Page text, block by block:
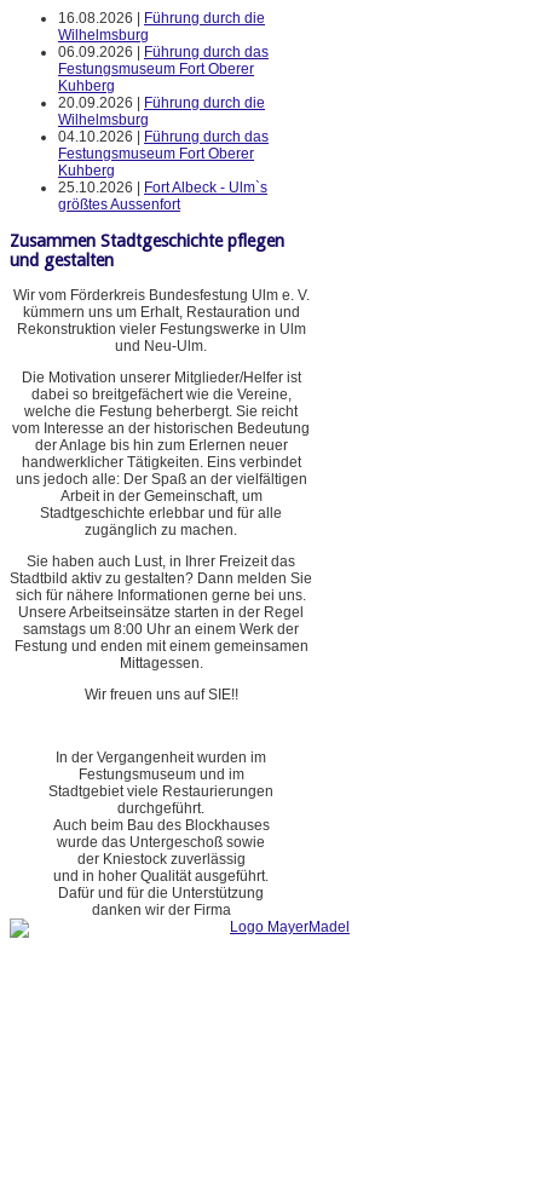
16.08.2026 |
Führung durch die
Wilhelmsburg
06.09.2026 |
Führung durch das
Festungsmuseum Fort Oberer
Kuhberg
20.09.2026 |
Führung durch die
Wilhelmsburg
04.10.2026 |
Führung durch das
Festungsmuseum Fort Oberer
Kuhberg
25.10.2026 |
Fort Albeck - Ulm`s
größtes Aussenfort
Zusammen Stadtgeschichte pflegen
und gestalten
Wir vom Förderkreis Bundesfestung Ulm e. V.
kümmern uns um Erhalt, Restauration und
Rekonstruktion vieler Festungswerke in Ulm
und Neu-Ulm.
Die Motivation unserer Mitglieder/Helfer ist
dabei so breitgefächert wie die Vereine,
welche die Festung beherbergt. Sie reicht
vom Interesse an der historischen Bedeutung
der Anlage bis hin zum Erlernen neuer
handwerklicher Tätigkeiten. Eins verbindet
uns jedoch alle: Der Spaß an der vielfältigen
Arbeit in der Gemeinschaft, um
Stadtgeschichte erlebbar und für alle
zugänglich zu machen.
Sie haben auch Lust, in Ihrer Freizeit das
Stadtbild aktiv zu gestalten? Dann melden Sie
sich für nähere Informationen gerne bei uns.
Unsere Arbeitseinsätze starten in der Regel
samstags um 8:00 Uhr an einem Werk der
Festung und enden mit einem gemeinsamen
Mittagessen.
Wir freuen uns auf SIE!!
In der Vergangenheit wurden im
Festungsmuseum und im
Stadtgebiet viele Restaurierungen
durchgeführt.
Auch beim Bau des Blockhauses
wurde das Untergeschoß sowie
der Kniestock zuverlässig
und in hoher Qualität ausgeführt.
Dafür und für die Unterstützung
danken wir der Firma